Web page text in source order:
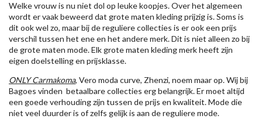
Welke vrouw is nu niet dol op leuke koopjes. Over het algemeen
wordt er vaak beweerd dat grote maten kleding prijzig is. Soms is
dit ook wel zo, maar bij de reguliere collecties is er ook een prijs
verschil tussen het ene en het andere merk. Dit is niet alleen zo bij
de grote maten mode. Elk grote maten kleding merk heeft zijn
eigen doelstelling en prijsklasse.
ONLY Carmakoma, Vero moda curve, Zhenzi, noem maar op. Wij bij
Bagoes vinden betaalbare collecties erg belangrijk. Er moet altijd
een goede verhouding zijn tussen de prijs en kwaliteit. Mode die
niet veel duurder is of zelfs gelijk is aan de reguliere mode.